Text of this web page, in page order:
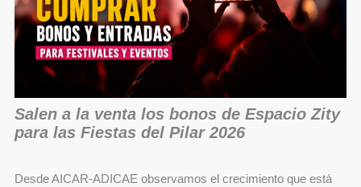
Salen a la venta los bonos de Espacio Zity
para las Fiestas del Pilar 2026
Desde AICAR-ADICAE observamos el crecimiento que está